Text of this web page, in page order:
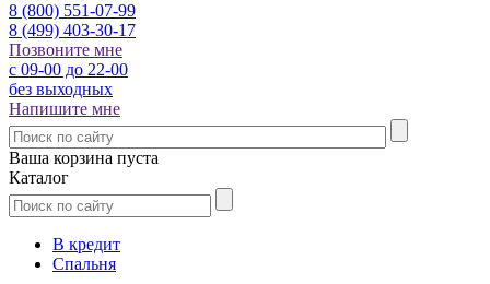
8 (800) 551-07-99
8 (499) 403-30-17
Позвоните мне
с 09-00 до 22-00
без выходных
Напишите мне
Ваша корзина пуста
Каталог
В кредит
Спальня